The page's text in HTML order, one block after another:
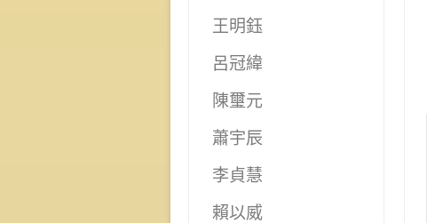
王明鈺
呂冠緯
陳璽元
蕭宇辰
李貞慧
賴以威